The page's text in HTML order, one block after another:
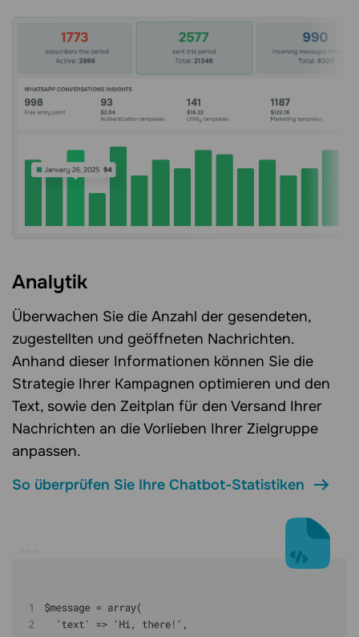
Analytik
Überwachen Sie die Anzahl der gesendeten,
zugestellten und geöffneten Nachrichten.
Anhand dieser Informationen können Sie die
Strategie Ihrer Kampagnen optimieren und den
Text, sowie den Zeitplan für den Versand Ihrer
Nachrichten an die Vorlieben Ihrer Zielgruppe
anpassen.
So überprüfen Sie Ihre Chatbot-Statistiken